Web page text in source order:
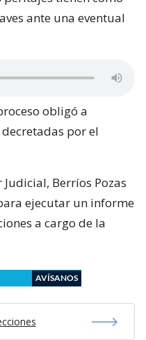
ante una eventual
obligó a
por el
Berríos Pozas
ejecutar un informe
a cargo de la
AVÍSANOS